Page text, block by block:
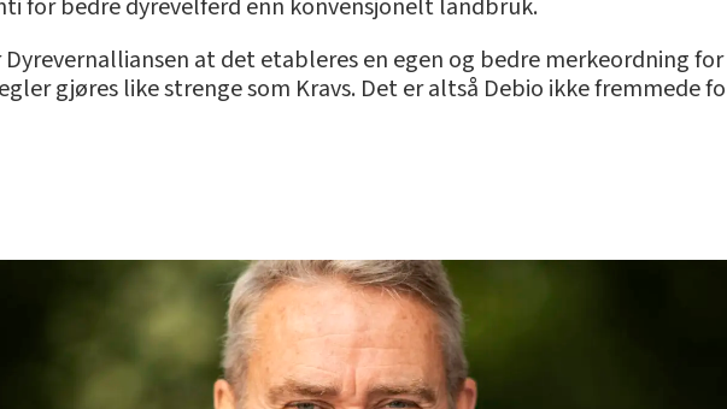
for bedre dyrevelferd enn konvensjonelt landbruk.
at det etableres en egen og bedre merkeordning
gjøres like strenge som Kravs. Det er altså Debio ikke fremmede